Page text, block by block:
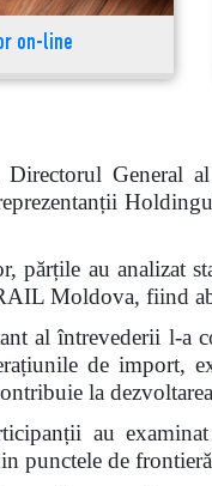
on-line
General
părțile au analizat
Moldova, fiind
al întrevederii l-a
de import,
la
au
punctele de